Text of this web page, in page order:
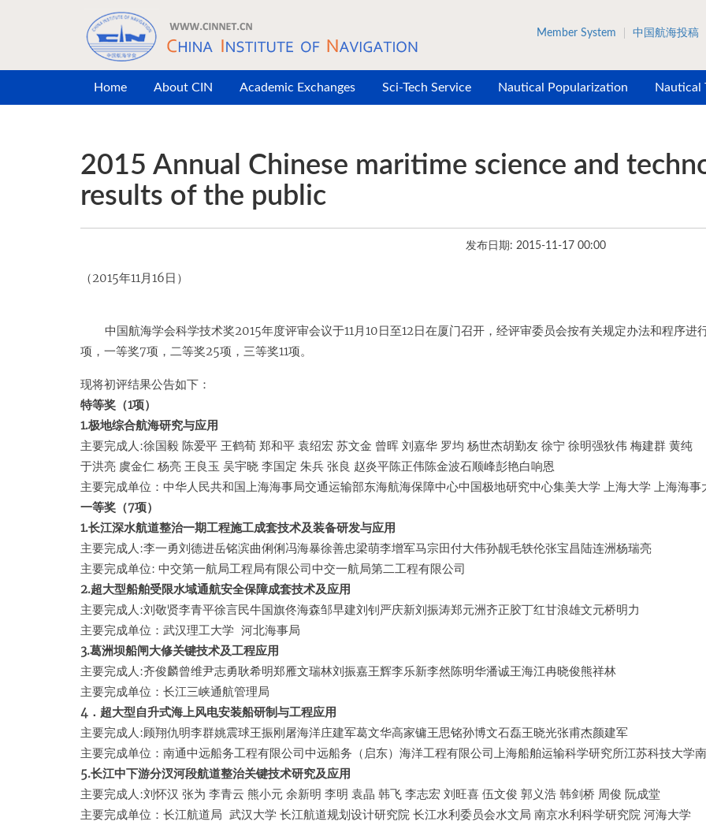
Member System 中国航海投稿
Home About CIN Academic Exchanges Sci-Tech Service Nautical Popularization Nautical
2015 Annual Chinese maritime science and
results of the public
发布日期: 2015-11-17 00:00
（2015年11月16日）
中国航海学会科学技术奖2015年度评审会议于11月10日至12日在厦门召开，经评审委员会按有关规定办法和程序
项，一等奖7项，二等奖25项，三等奖11项。
现将初评结果公告如下：
特等奖（1项）
1.极地综合航海研究与应用
主要完成人:徐国毅 陈爱平 王鹤荀 郑和平 袁绍宏 苏文金 曾晖 刘嘉华 罗均 杨世杰胡勤友 徐宁 徐明强狄伟 梅建群 黄纯
于洪亮 虞金仁 杨亮 王良玉 吴宇晓 李国定 朱兵 张良 赵炎平陈正伟陈金波石顺峰彭艳白响恩
主要完成单位：中华人民共和国上海海事局交通运输部东海航海保障中心中国极地研究中心集美大学 上海大学 上海海
一等奖（7项）
1.长江深水航道整治一期工程施工成套技术及装备研发与应用
主要完成人:李一勇刘德进岳铭滨曲俐俐冯海暴徐善忠梁萌李增军马宗田付大伟孙靓毛轶伦张宝昌陆连洲杨瑞亮
主要完成单位: 中交第一航局工程局有限公司中交一航局第二工程有限公司
2.超大型船舶受限水域通航安全保障成套技术及应用
主要完成人:刘敬贤李青平徐言民牛国旗佟海森邹早建刘钊严庆新刘振涛郑元洲齐正胶丁红甘浪雄文元桥明力
主要完成单位：武汉理工大学 河北海事局
3.葛洲坝船闸大修关键技术及工程应用
主要完成人:齐俊麟曾维尹志勇耿希明郑雁文瑞林刘振嘉王辉李乐新李然陈明华潘诚王海江冉晓俊熊祥林
主要完成单位：长江三峡通航管理局
4．超大型自升式海上风电安装船研制与工程应用
主要完成人:顾翔仇明李群姚震球王振刚屠海洋庄建军葛文华高家镛王思铭孙博文石磊王晓光张甫杰颜建军
主要完成单位：南通中远船务工程有限公司中远船务（启东）海洋工程有限公司上海船舶运输科学研究所江苏科技大学
5.长江中下游分汊河段航道整治关键技术研究及应用
主要完成人:刘怀汉 张为 李青云 熊小元 余新明 李明 袁晶 韩飞 李志宏 刘旺喜 伍文俊 郭义浩 韩剑桥 周俊 阮成堂
主要完成单位：长江航道局 武汉大学 长江航道规划设计研究院 长江水利委员会水文局 南京水利科学研究院 河海大学